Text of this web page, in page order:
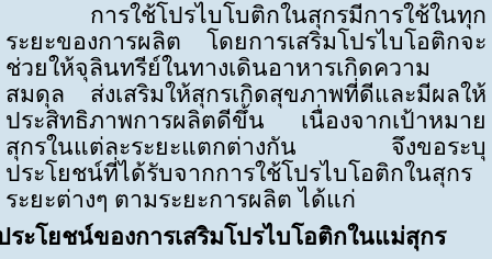
การใช้โปรไบโบติกในสุกรมีการใช้ในทุก
ระยะของการผลิต โดยการเสริมโปรไบโอติกจะ
ช่วยให้จุลินทรีย์ในทางเดินอาหารเกิดความ
สมดุล ส่งเสริมให้สุกรเกิดสุขภาพที่ดีและมีผลให้
ประสิทธิภาพการผลิตดีขึ้น เนื่องจากเป้าหมาย
สุกรในแต่ละระยะแตกต่างกัน จึงขอระบุ
ประโยชน์ที่ได้รับจากการใช้โปรไบโอติกในสุกร
ระยะต่างๆ ตามระยะการผลิต ได้แก่
ระโยชน์ของการเสริมโปรไบโอติกในแม่สุกร